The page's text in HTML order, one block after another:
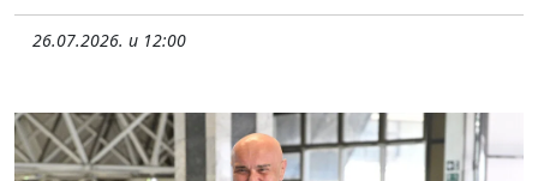
26.07.2026. u 12:00